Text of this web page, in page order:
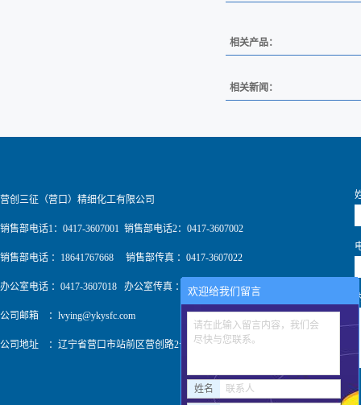
相关产品：
相关新闻：
营创三征（营口）精细化工有限公司
销售部电话1：0417-3607001 销售部电话2：0417-3607002
销售部电话 ：18641767668 销售部传真 ：0417-3607022
办公室电话 ：0417-3607018 办公室传真 ：0417-3607009
公司邮箱 ： lvying@ykysfc.com
公司地址 ：辽宁省营口市站前区营创路2号
欢迎给我们留言
请在此输入留言内容，我们会
尽快与您联系。
姓名 联系人